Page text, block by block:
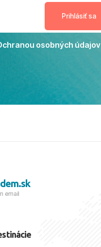
Jacaranda môžeme s čistým
odporučiť každému, kto hľadá
dovolenku na vysokej
bolo zabezpečené na
s nami vyrazíte nabudúce!
za skvelé spomienky. ​S
a prianím mnohých ďalších
osobných údajov
email